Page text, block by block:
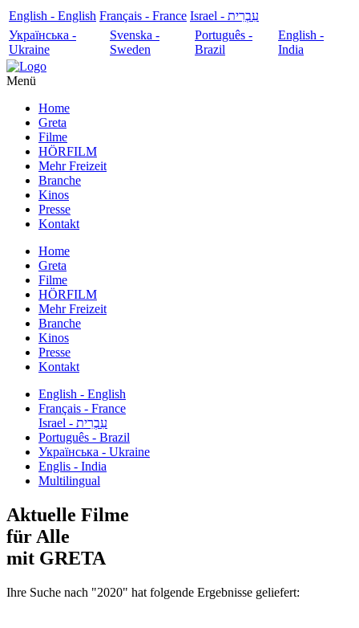
English - English Français - France
עִבְרִית - Israel
Українська -
Ukraine
Svenska -
Sweden
Português -
Brazil
English -
India
Menü
Home
Greta
Filme
HÖRFILM
Mehr Freizeit
Branche
Kinos
Presse
Kontakt
Home
Greta
Filme
HÖRFILM
Mehr Freizeit
Branche
Kinos
Presse
Kontakt
English - English
Français - France
עִבְרִית - Israel
Português - Brazil
Українська - Ukraine
Englis - India
Multilingual
Aktuelle Filme
für Alle
mit GRETA
Ihre Suche nach "2020" hat folgende Ergebnisse geliefert: